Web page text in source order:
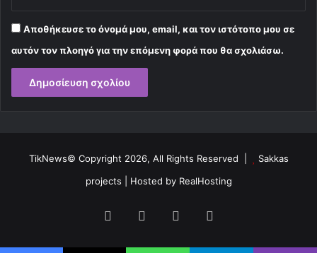
Αποθήκευσε το όνομά μου, email, και τον ιστότοπο μου σε
αυτόν τον πλοηγό για την επόμενη φορά που θα σχολιάσω.
TikNews© Copyright 2026, All Rights Reserved |
Sakkas
projects | Hosted by RealHosting
Facebook YouTube